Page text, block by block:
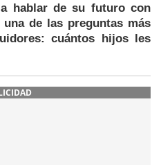
hablar de su futuro con
de las preguntas más
cuántos hijos les